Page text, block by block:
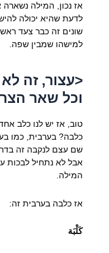
אז נכון, המילה
לדעת שהיא יכולה
שונים זה כבר צעד
למישהו שמבין שפה.
<עצור, זה
וכל שאר
טוב, אז יש לנו כלב
כלבה? בערבית, כמו
שם עצם לנקבה זה
אבל לא נתחיל לבכות
המילה.
אז כלבה בערבית זה:
كَلْبَة